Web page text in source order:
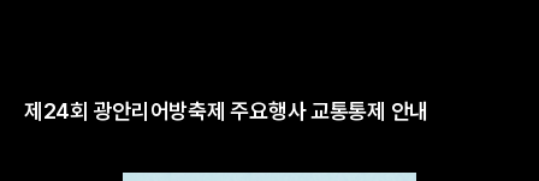
제24회 광안리어방축제 주요행사 교통통제 안내